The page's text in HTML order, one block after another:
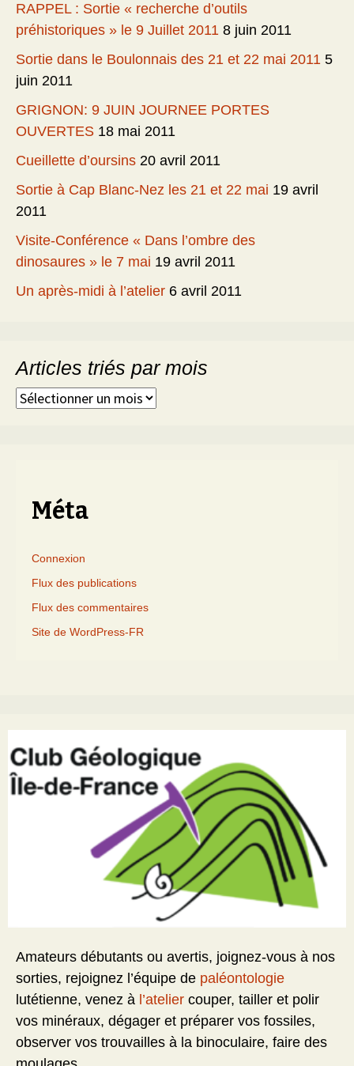
RAPPEL : Sortie « recherche d’outils
préhistoriques » le 9 Juillet 2011 8 juin 2011
Sortie dans le Boulonnais des 21 et 22 mai 2011 5
juin 2011
GRIGNON: 9 JUIN JOURNEE PORTES
OUVERTES 18 mai 2011
Cueillette d’oursins 20 avril 2011
Sortie à Cap Blanc-Nez les 21 et 22 mai 19 avril
2011
Visite-Conférence « Dans l’ombre des
dinosaures » le 7 mai 19 avril 2011
Un après-midi à l’atelier 6 avril 2011
Articles triés par mois
Articles
Méta
Connexion
Flux des publications
Flux des commentaires
Site de WordPress-FR
Amateurs débutants ou avertis, joignez-vous à nos
sorties, rejoignez l’équipe de paléontologie
lutétienne, venez à l’atelier couper, tailler et polir
vos minéraux, dégager et préparer vos fossiles,
observer vos trouvailles à la binoculaire, faire des